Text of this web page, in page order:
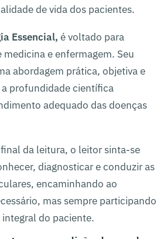
de vida dos pacientes.
Essencial, é voltado para
e enfermagem. Seu
abordagem prática, objetiva e
profundidade científica
adequado das doenças
da leitura, o leitor sinta-se
diagnosticar e conduzir as
encaminhando ao
mas sempre participando
do paciente.